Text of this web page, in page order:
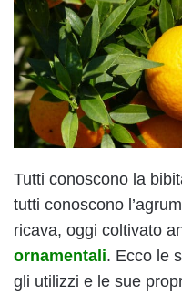
Tutti conoscono la
tutti conoscono
ricava, oggi coltivato
ornamentali. Ecco le
gli utilizzi e le sue